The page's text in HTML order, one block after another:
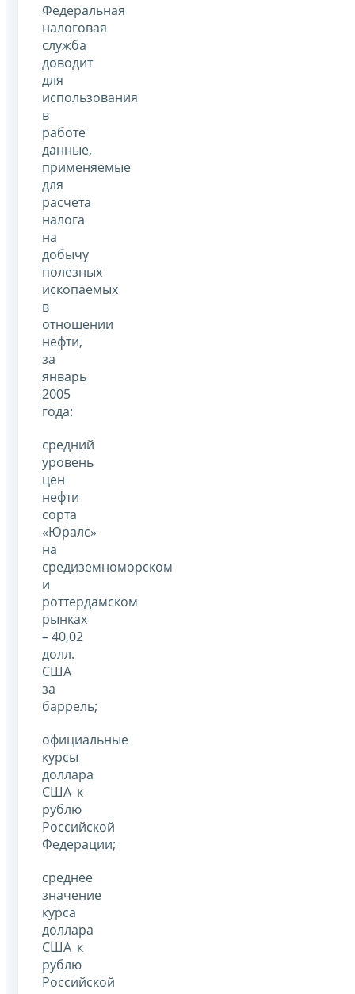
Федеральная
налоговая
служба
доводит
для
использования
в
работе
данные,
применяемые
для
расчета
налога
на
добычу
полезных
ископаемых
в
отношении
нефти,
за
январь
2005
года:
средний
уровень
цен
нефти
сорта
«Юралс»
на
средиземноморском
и
роттердамском
рынках
– 40,02
долл.
США
за
баррель;
официальные
курсы
доллара
США к
рублю
Российской
Федерации;
среднее
значение
курса
доллара
США к
рублю
Российской